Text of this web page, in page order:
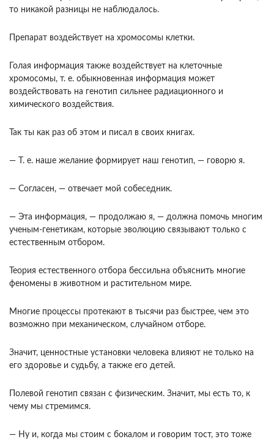
то никакой разницы не наблюдалось.
Препарат воздействует на хромосо­мы клетки.
Голая информация также воздействует на клеточные
хромосомы, т. е. обыкновенная ин­формация может
воздействовать на генотип силь­нее радиационного и
химического воздействия.
Так ты как раз об этом и писал в своих книгах.
— Т. е. наше желание формирует наш гено­тип, — говорю я.
— Согласен, — отвечает мой собеседник.
— Эта информация, — продолжаю я, — дол­жна помочь многим
ученым-генетикам, которые эволюцию связывают только с
естественным отбо­ром.
Теория естественного отбора бессильна объ­яснить многие
феномены в животном и раститель­ном мире.
Многие процессы протекают в тысячи раз быстрее, чем это
возможно при механическом, случайном отборе.
Значит, ценностные установки человека влияют не только на
его здоровье и судь­бу, а также его детей.
Полевой генотип связан с физическим. Значит, мы есть то, к
чему мы стре­мимся.
— Ну и, когда мы стоим с бокалом и говорим тост, это тоже